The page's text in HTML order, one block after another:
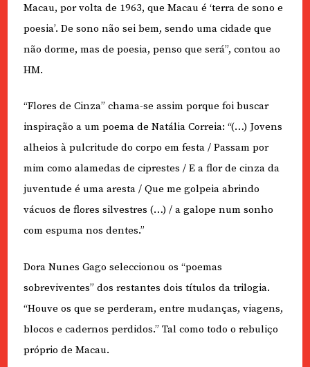
Macau, por volta de 1963, que Macau é ‘terra de sono e
poesia’. De sono não sei bem, sendo uma cidade que
não dorme, mas de poesia, penso que será”, contou ao
HM.
“Flores de Cinza” chama-se assim porque foi buscar
inspiração a um poema de Natália Correia: “(…) Jovens
alheios à pulcritude do corpo em festa / Passam por
mim como alamedas de ciprestes / E a flor de cinza da
juventude é uma aresta / Que me golpeia abrindo
vácuos de flores silvestres (…) / a galope num sonho
com espuma nos dentes.”
Dora Nunes Gago seleccionou os “poemas
sobreviventes” dos restantes dois títulos da trilogia.
“Houve os que se perderam, entre mudanças, viagens,
blocos e cadernos perdidos.” Tal como todo o rebuliço
próprio de Macau.